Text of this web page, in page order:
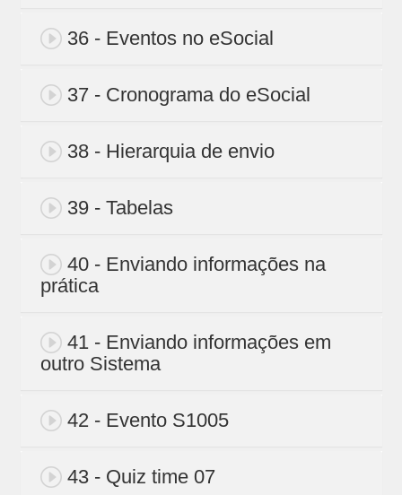
36 - Eventos no eSocial
37 - Cronograma do eSocial
38 - Hierarquia de envio
39 - Tabelas
40 - Enviando informações na
prática
41 - Enviando informações em
outro Sistema
42 - Evento S1005
43 - Quiz time 07